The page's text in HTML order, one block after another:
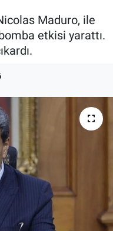
Maduro, ile
etkisi yarattı.